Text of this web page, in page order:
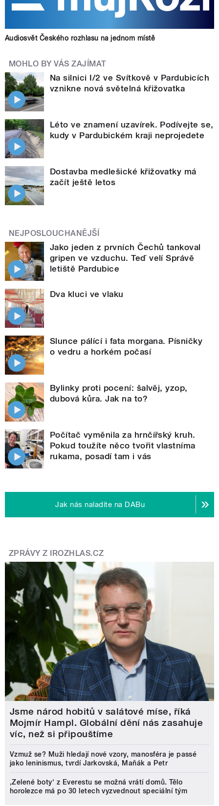
Audiosvět Českého rozhlasu na jednom místě
MOHLO BY VÁS ZAJÍMAT
Na silnici I/2 ve Svítkově v Pardubicích
vznikne nová světelná křižovatka
Léto ve znamení uzavírek. Podívejte se,
kudy v Pardubickém kraji neprojedete
Dostavba medlešické křižovatky má
začít ještě letos
NEJPOSLOUCHANĚJŠÍ
Jako jeden z prvních Čechů tankoval
gripen ve vzduchu. Teď velí Správě
letiště Pardubice
Dva kluci ve vlaku
Slunce pálící i fata morgana. Písničky
o vedru a horkém počasí
Bylinky proti pocení: šalvěj, yzop,
dubová kůra. Jak na to?
Počítač vyměnila za hrnčířský kruh.
Pokud toužíte něco tvořit vlastníma
rukama, posadí tam i vás
Jak nás naladíte na DABu
ZPRÁVY Z IROZHLAS.CZ
Jsme národ hobitů v salátové míse, říká
Mojmír Hampl. Globální dění nás zasahuje
víc, než si připouštíme
Vzmuž se? Muži hledají nové vzory, manosféra je passé
jako leninismus, tvrdí Jarkovská, Maňák a Petr
‚Zelené boty‘ z Everestu se možná vrátí domů. Tělo
horolezce má po 30 letech vyzvednout speciální tým